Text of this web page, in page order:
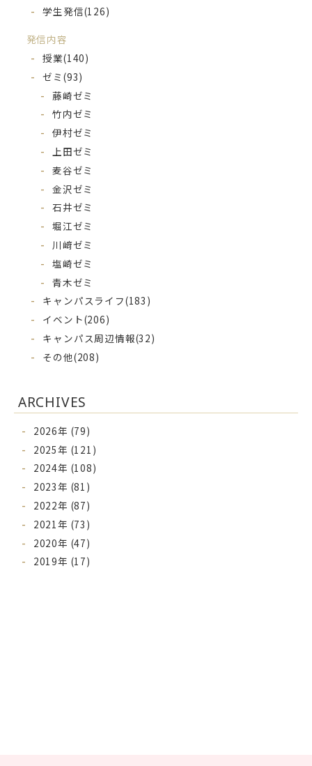
学生発信(126)
発信内容
授業(140)
ゼミ(93)
藤崎ゼミ
竹内ゼミ
伊村ゼミ
上田ゼミ
麦谷ゼミ
金沢ゼミ
石井ゼミ
堀江ゼミ
川﨑ゼミ
塩崎ゼミ
青木ゼミ
キャンパスライフ(183)
イベント(206)
キャンパス周辺情報(32)
その他(208)
ARCHIVES
2026年 (79)
2025年 (121)
2024年 (108)
2023年 (81)
2022年 (87)
2021年 (73)
2020年 (47)
2019年 (17)